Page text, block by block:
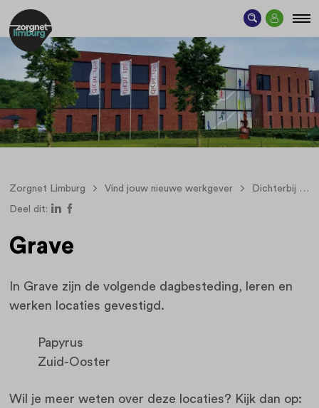
Zorgnet Limburg Vind jouw nieuwe werkgever Dichterbij
Deel dit:
Grave
In Grave zijn de volgende dagbesteding, leren en
werken locaties gevestigd.
Papyrus
Zuid-Ooster
Wil je meer weten over deze locaties? Kijk dan op: